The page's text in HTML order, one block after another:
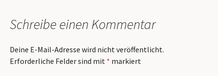
Schreibe einen Kommentar
Deine E-Mail-Adresse wird nicht veröffentlicht.
Erforderliche Felder sind mit * markiert